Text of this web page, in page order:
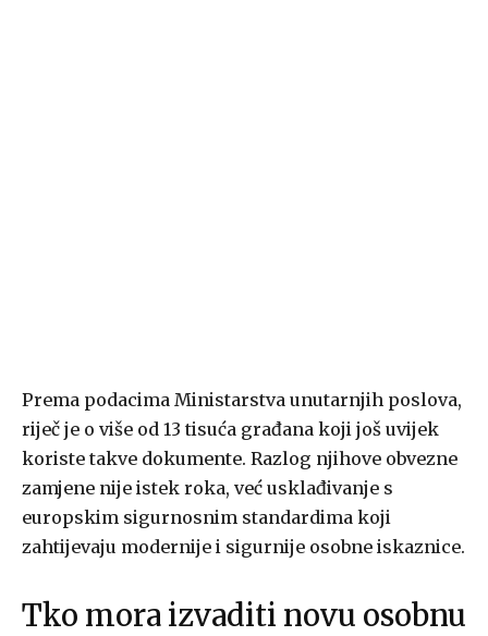
Prema podacima Ministarstva unutarnjih poslova,
riječ je o više od 13 tisuća građana koji još uvijek
koriste takve dokumente. Razlog njihove obvezne
zamjene nije istek roka, već usklađivanje s
europskim sigurnosnim standardima koji
zahtijevaju modernije i sigurnije osobne iskaznice.
Tko mora izvaditi novu osobnu